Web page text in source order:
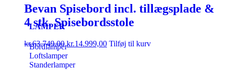
LAMPER
Bordlamper
Loftslamper
Standerlamper
Bevan Spisebord incl. tillægsplade &
4 stk. Spisebordsstole
kr.63.749,00 kr.14.999,00 Tilføj til kurv